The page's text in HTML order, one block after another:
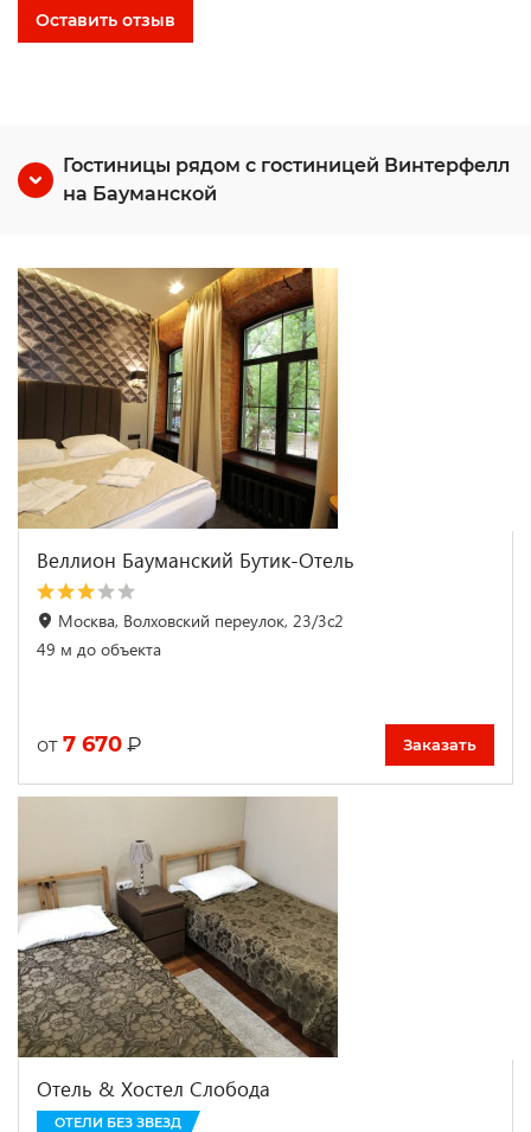
Оставить отзыв
Гостиницы рядом с гостиницей Винтерфелл
на Бауманской
Веллион Бауманский Бутик-Отель
Москва, Волховский переулок, 23/3с2
49 м до объекта
от 7 670 ₽ Заказать
Отель & Хостел Слобода
ОТЕЛИ БЕЗ ЗВЕЗД